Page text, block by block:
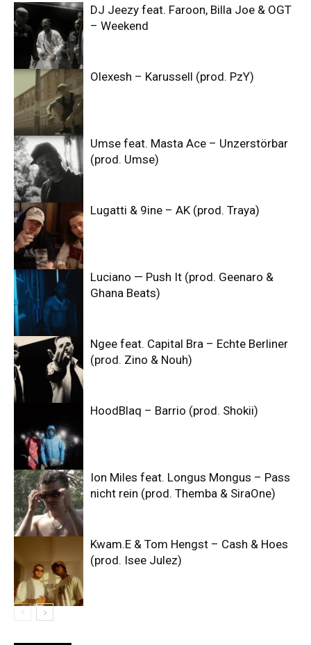
DJ Jeezy feat. Faroon, Billa Joe & OGT
– Weekend
Olexesh – Karussell (prod. PzY)
Umse feat. Masta Ace – Unzerstörbar
(prod. Umse)
Lugatti & 9ine – AK (prod. Traya)
Luciano — Push It (prod. Geenaro &
Ghana Beats)
Ngee feat. Capital Bra – Echte Berliner
(prod. Zino & Nouh)
HoodBlaq – Barrio (prod. Shokii)
Ion Miles feat. Longus Mongus – Pass
nicht rein (prod. Themba & SiraOne)
Kwam.E & Tom Hengst – Cash & Hoes
(prod. Isee Julez)